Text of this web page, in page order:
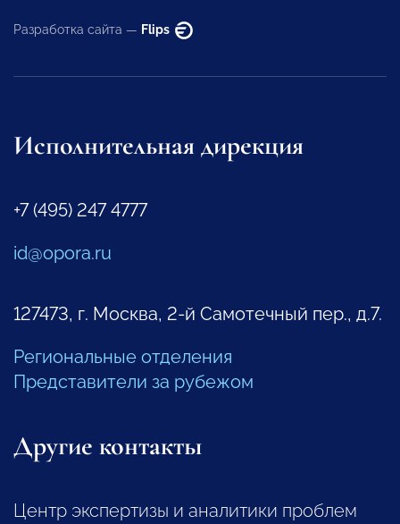
Разработка сайта — Flips
Исполнительная дирекция
+7 (495) 247 4777
id@opora.ru
127473, г. Москва, 2-й Самотечный пер., д.7.
Региональные отделения
Представители за рубежом
Другие контакты
Центр экспертизы и аналитики проблем